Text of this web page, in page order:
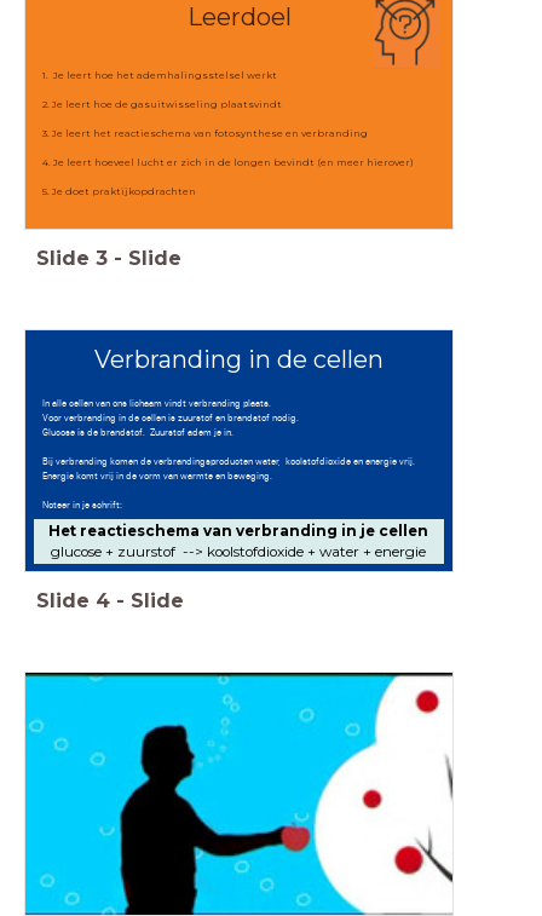
Leerdoel
1. Je leert hoe het ademhalingsstelsel werkt
2. Je leert hoe de gasuitwisseling plaatsvindt
3. Je leert het reactieschema van fotosynthese en verbranding
4. Je leert hoeveel lucht er zich in de longen bevindt (en meer hierover)
5. Je doet praktijkopdrachten
Slide 3 - Slide
Verbranding in de cellen
In alle cellen van ons lichaam vindt verbranding plaats.
Voor verbranding in de cellen is zuurstof en brandstof nodig.
Glucose is de brandstof. Zuurstof adem je in.
Bij verbranding komen de verbrandingsproducten water, koolstofdioxide en energie vrij.
Energie komt vrij in de vorm van warmte en beweging.
Noteer in je schrift:
Het reactieschema van verbranding in je cellen
glucose + zuurstof --> koolstofdioxide + water + energie
Slide 4 - Slide